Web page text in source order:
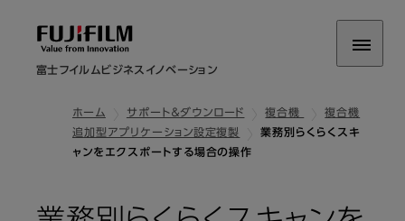
富士フイルムビジネスイノベーション
ホーム サポート＆ダウンロード 複合機
複合機
追加型アプリケーション設定複製
業務別らくらくスキ
ャンをエクスポートする場合の操作